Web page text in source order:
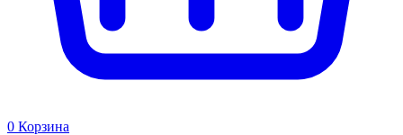
0 Корзина